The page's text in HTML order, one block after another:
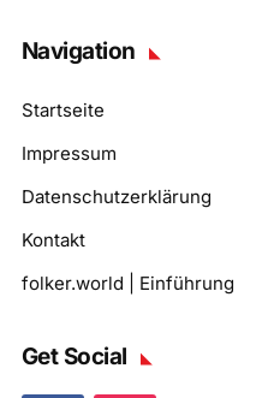
Navigation
Startseite
Impressum
Datenschutzerklärung
Kontakt
folker.world | Einführung
Get Social